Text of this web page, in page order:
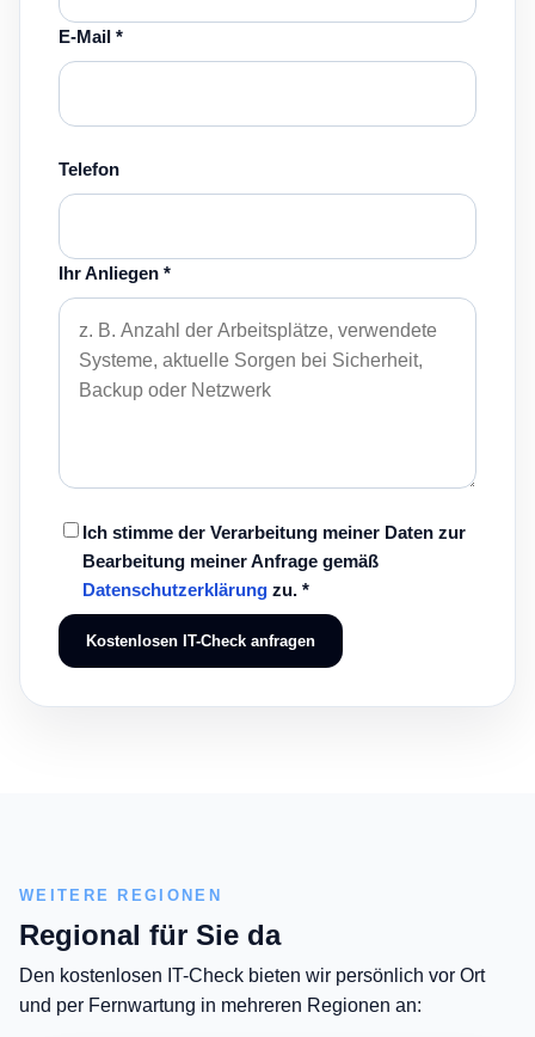
E-Mail *
Telefon
Ihr Anliegen *
Ich stimme der Verarbeitung meiner Daten zur
Bearbeitung meiner Anfrage gemäß
Datenschutzerklärung zu. *
Kostenlosen IT-Check anfragen
WEITERE REGIONEN
Regional für Sie da
Den kostenlosen IT-Check bieten wir persönlich vor Ort
und per Fernwartung in mehreren Regionen an: